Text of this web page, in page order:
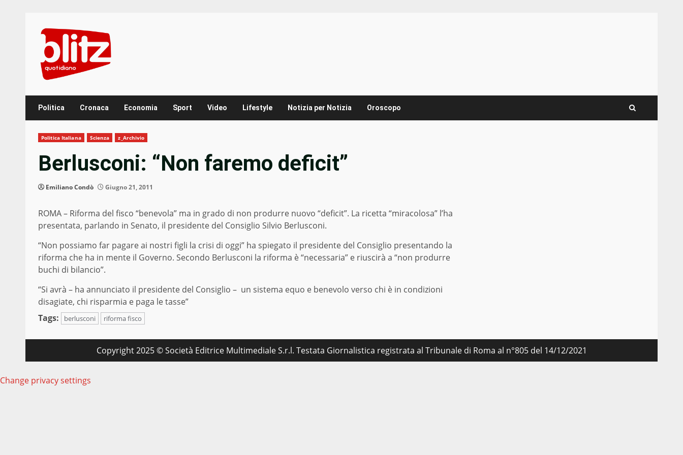
content
Politica Cronaca Economia Sport Video Lifestyle Notizia per Notizia Oroscopo
Politica Italiana Scienza z_Archivio
Berlusconi: “Non faremo deficit”
Emiliano Condò Giugno 21, 2011
ROMA – Riforma del fisco “benevola” ma in grado di non produrre nuovo “deficit”. La ricetta “miracolosa” l’ha
presentata, parlando in Senato, il presidente del Consiglio Silvio Berlusconi.
“Non possiamo far pagare ai nostri figli la crisi di oggi” ha spiegato il presidente del Consiglio presentando la
riforma che ha in mente il Governo. Secondo Berlusconi la riforma è “necessaria” e riuscirà a “non produrre
buchi di bilancio”.
“Si avrà – ha annunciato il presidente del Consiglio – un sistema equo e benevolo verso chi è in condizioni
disagiate, chi risparmia e paga le tasse”
Tags:
berlusconi riforma fisco
Copyright 2025 © Società Editrice Multimediale S.r.l. Testata Giornalistica registrata al Tribunale di Roma al n°805 del 14/12/2021
Change privacy settings